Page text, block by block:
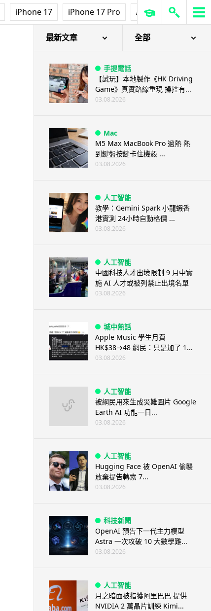
iPhone 17 iPhone 17 Pro AirPods Pro 3
最新文章 全部
手提電話
【試玩】本地製作《HK Driving
Game》真實路線重現 操控有...
03.08.2026
Mac
M5 Max MacBook Pro 過熱 熱
到鍵盤按鍵卡住機殼 ...
03.08.2026
人工智能
教學：Gemini Spark 小龍蝦香
港實測 24小時自動格價 ...
03.08.2026
人工智能
中國科技人才出境限制 9 月中實
施 AI 人才或被列禁止出境名單
03.08.2026
城中熱話
Apple Music 學生月費
HK$38→48 網民：只是加了 1...
03.08.2026
人工智能
被網民用來生成災難圖片 Google
Earth AI 功能一日...
03.08.2026
人工智能
Hugging Face 被 OpenAI 偷襲
放棄提告轉索 7...
03.08.2026
科技新聞
OpenAI 預告下一代主力模型
Astra 一次攻破 10 大數學難...
03.08.2026
人工智能
月之暗面被指獲阿里巴巴 提供
NVIDIA 2 萬晶片訓練 Kimi...